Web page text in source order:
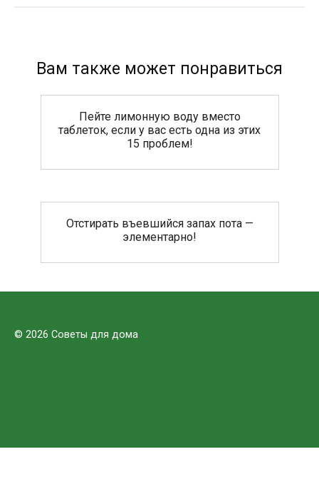
Вам также может понравиться
Пейте лимонную воду вместо
таблеток, если у вас есть одна из этих
15 проблем!
Отстирать въевшийся запах пота —
элементарно!
© 2026 Советы для дома